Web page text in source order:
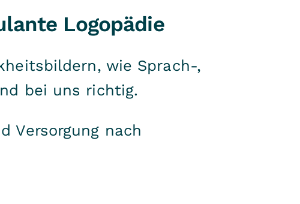
Logopädie
wie Sprach-,
bei uns richtig.
Versorgung nach